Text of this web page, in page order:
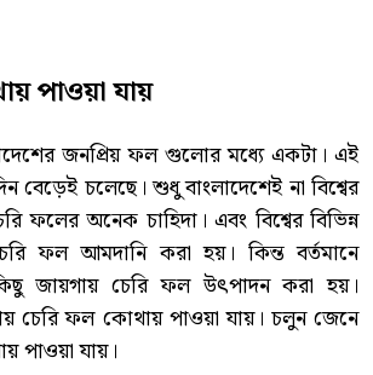
পাওয়া যায়
জনপ্রিয় ফল গুলোর মধ্যে একটা। এই
বেড়েই চলেছে। শুধু বাংলাদেশেই না বিশ্বের
ফলের অনেক চাহিদা। এবং বিশ্বের বিভিন্ন
ফল আমদানি করা হয়। কিন্ত বর্তমানে
জায়গায় চেরি ফল উৎপাদন করা হয়।
চেরি ফল কোথায় পাওয়া যায়। চলুন জেনে
পাওয়া যায়।